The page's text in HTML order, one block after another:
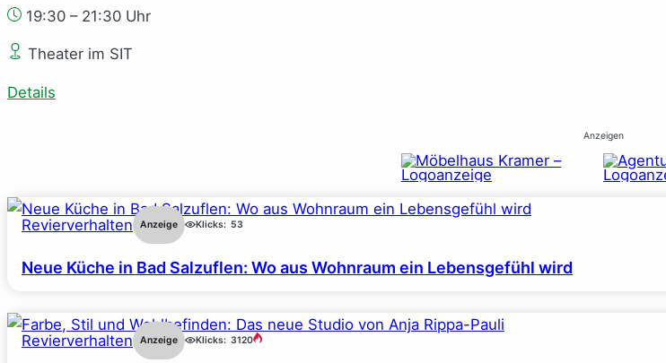
19:30 – 21:30 Uhr
Theater im SIT
Details
Anzeigen
Revierverhalten Anzeige Klicks: 53
Neue Küche in Bad Salzuflen: Wo aus Wohnraum ein Lebensgefühl wird
Revierverhalten Anzeige Klicks: 3120